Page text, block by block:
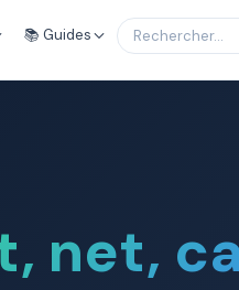
📚 Guides
net,